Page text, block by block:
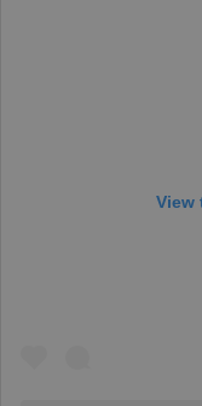
View